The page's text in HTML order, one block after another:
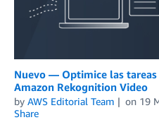
Nuevo — Optimice las
Amazon Rekognition Video
by AWS Editorial Team on 19
Share